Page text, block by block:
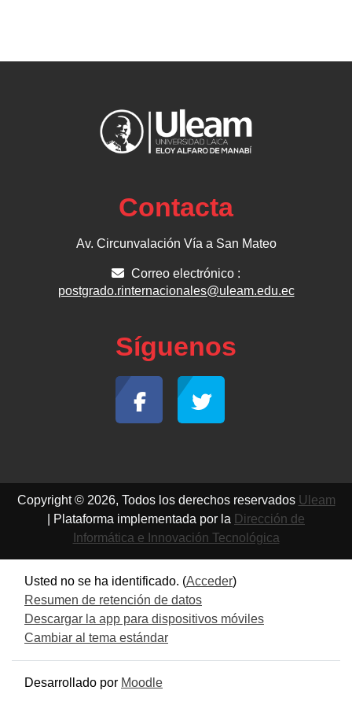
Contacta
Av. Circunvalación Vía a San Mateo
Correo electrónico :
postgrado.rinternacionales@uleam.edu.ec
Síguenos
Copyright © 2026, Todos los derechos reservados Uleam
| Plataforma implementada por la Dirección de
Informática e Innovación Tecnológica
Usted no se ha identificado. (Acceder)
Resumen de retención de datos
Descargar la app para dispositivos móviles
Cambiar al tema estándar
Desarrollado por Moodle